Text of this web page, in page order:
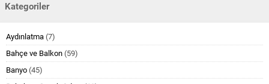
Kategoriler
Aydınlatma (7)
Bahçe ve Balkon (59)
Banyo (45)